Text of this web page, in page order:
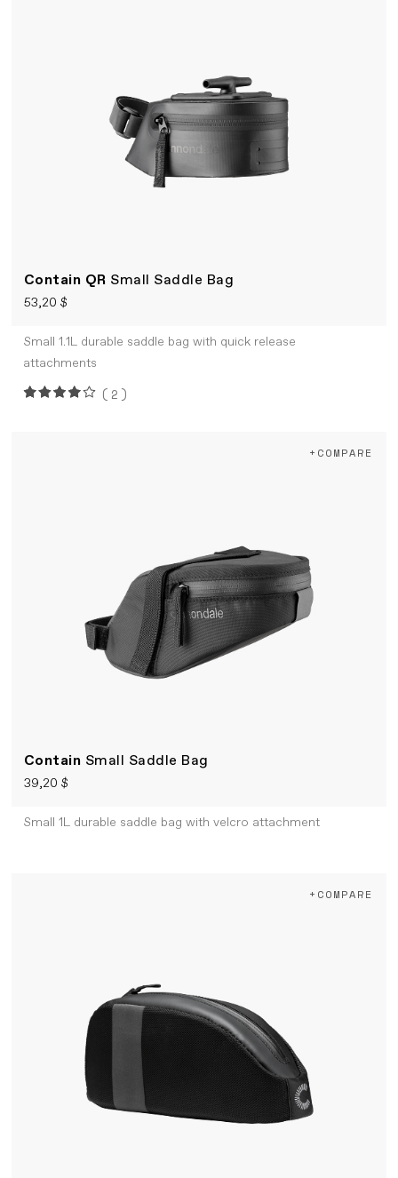
Contain QR Small Saddle Bag
53,20 $
Small 1.1L durable saddle bag with quick release
attachments
(2)
Contain Small Saddle Bag
39,20 $
+COMPARE
Small 1L durable saddle bag with velcro attachment
+COMPARE